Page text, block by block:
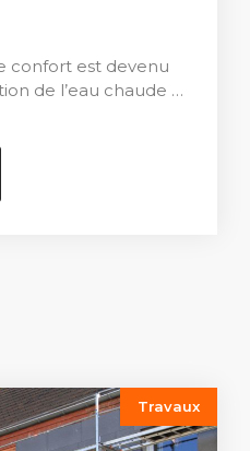
confort est devenu
de l’eau chaude …
Travaux